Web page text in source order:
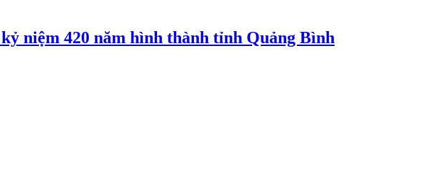
niệm 420 năm hình thành tỉnh Quảng Bình